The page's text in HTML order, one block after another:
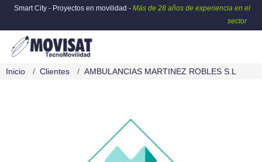
Smart City - Proyectos en movilidad - Más de 28 años de experiencia en el
sector
Inicio Clientes AMBULANCIAS MARTINEZ ROBLES S.L